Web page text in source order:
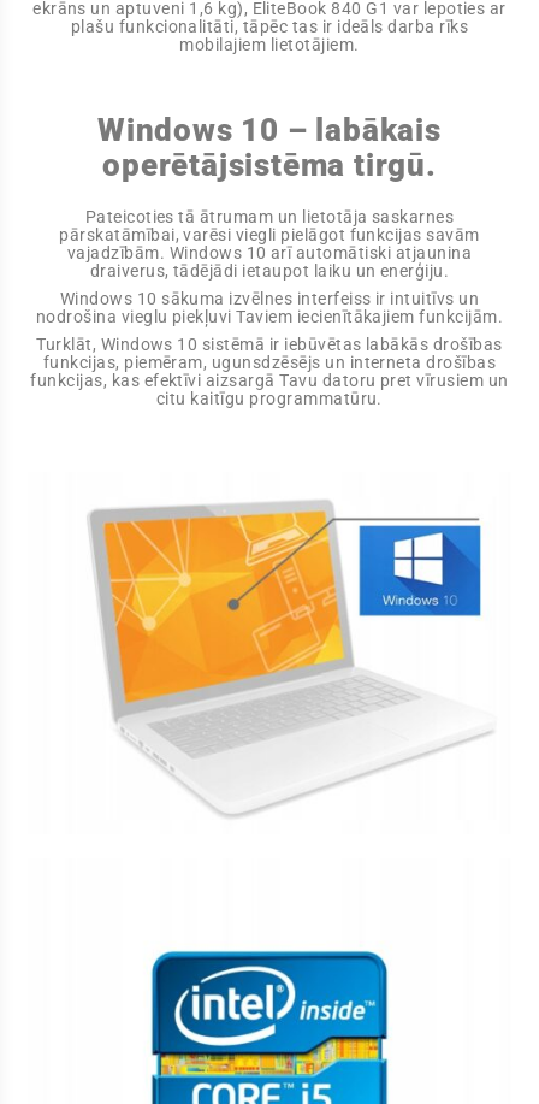
ekrāns un aptuveni 1,6 kg), EliteBook 840 G1 var lepoties ar
plašu funkcionalitāti, tāpēc tas ir ideāls darba rīks
mobilajiem lietotājiem.
Windows 10 – labākais
operētājsistēma tirgū.
Pateicoties tā ātrumam un lietotāja saskarnes
pārskatāmībai, varēsi viegli pielāgot funkcijas savām
vajadzībām. Windows 10 arī automātiski atjaunina
draiverus, tādējādi ietaupot laiku un enerģiju.
Windows 10 sākuma izvēlnes interfeiss ir intuitīvs un
nodrošina vieglu piekļuvi Taviem iecienītākajiem funkcijām.
Turklāt, Windows 10 sistēmā ir iebūvētas labākās drošības
funkcijas, piemēram, ugunsdzēsējs un interneta drošības
funkcijas, kas efektīvi aizsargā Tavu datoru pret vīrusiem un
citu kaitīgu programmatūru.